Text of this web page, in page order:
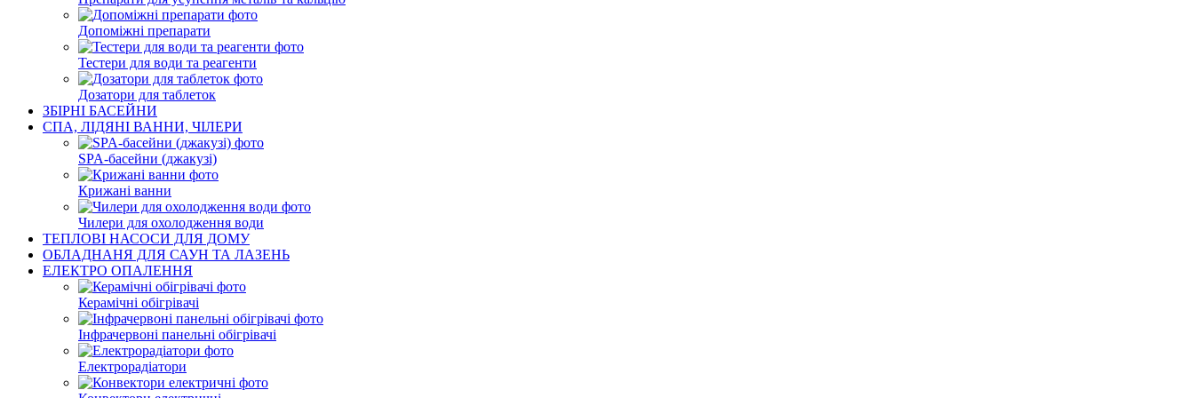
Допоміжні препарати
Тестери для води та реагенти
Дозатори для таблеток
ЗБІРНІ БАСЕЙНИ
СПА, ЛІДЯНІ ВАННИ, ЧІЛЕРИ
SPA-басейни (джакузі)
Крижані ванни
Чилери для охолодження води
ТЕПЛОВІ НАСОСИ ДЛЯ ДОМУ
ОБЛАДНАНЯ ДЛЯ САУН ТА ЛАЗЕНЬ
ЕЛЕКТРО ОПАЛЕННЯ
Керамічні обігрівачі
Інфрачервоні панельні обігрівачі
Електрорадіатори